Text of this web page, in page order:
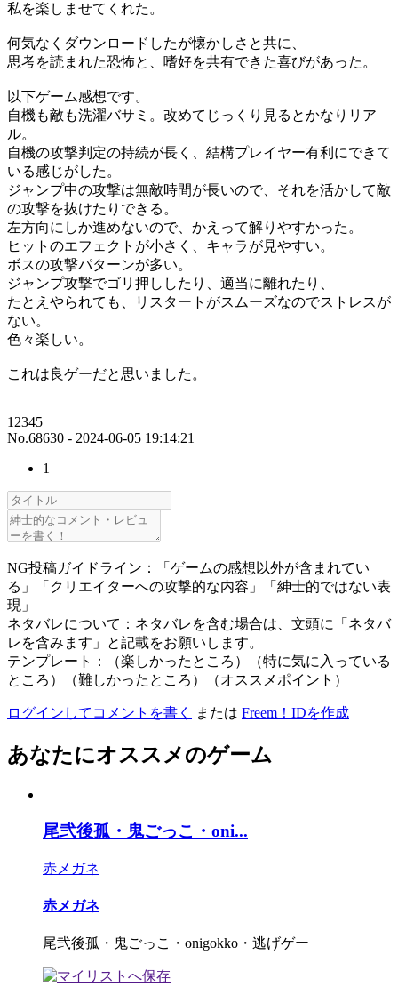
私を楽しませてくれた。
何気なくダウンロードしたが懐かしさと共に、
思考を読まれた恐怖と、嗜好を共有できた喜びがあった。
以下ゲーム感想です。
自機も敵も洗濯バサミ。改めてじっくり見るとかなりリア
ル。
自機の攻撃判定の持続が長く、結構プレイヤー有利にできて
いる感じがした。
ジャンプ中の攻撃は無敵時間が長いので、それを活かして敵
の攻撃を抜けたりできる。
左方向にしか進めないので、かえって解りやすかった。
ヒットのエフェクトが小さく、キャラが見やすい。
ボスの攻撃パターンが多い。
ジャンプ攻撃でゴリ押ししたり、適当に離れたり、
たとえやられても、リスタートがスムーズなのでストレスが
ない。
色々楽しい。
これは良ゲーだと思いました。
12345
No.68630 - 2024-06-05 19:14:21
1
NG投稿ガイドライン：「ゲームの感想以外が含まれてい
る」「クリエイターへの攻撃的な内容」「紳士的ではない表
現」
ネタバレについて：ネタバレを含む場合は、文頭に「ネタバ
レを含みます」と記載をお願いします。
テンプレート：（楽しかったところ）（特に気に入っている
ところ）（難しかったところ）（オススメポイント）
ログインしてコメントを書く または Freem！IDを作成
あなたにオススメのゲーム
尾弐後孤・鬼ごっこ・oni...
赤メガネ
赤メガネ
尾弐後孤・鬼ごっこ・onigokko・逃げゲー